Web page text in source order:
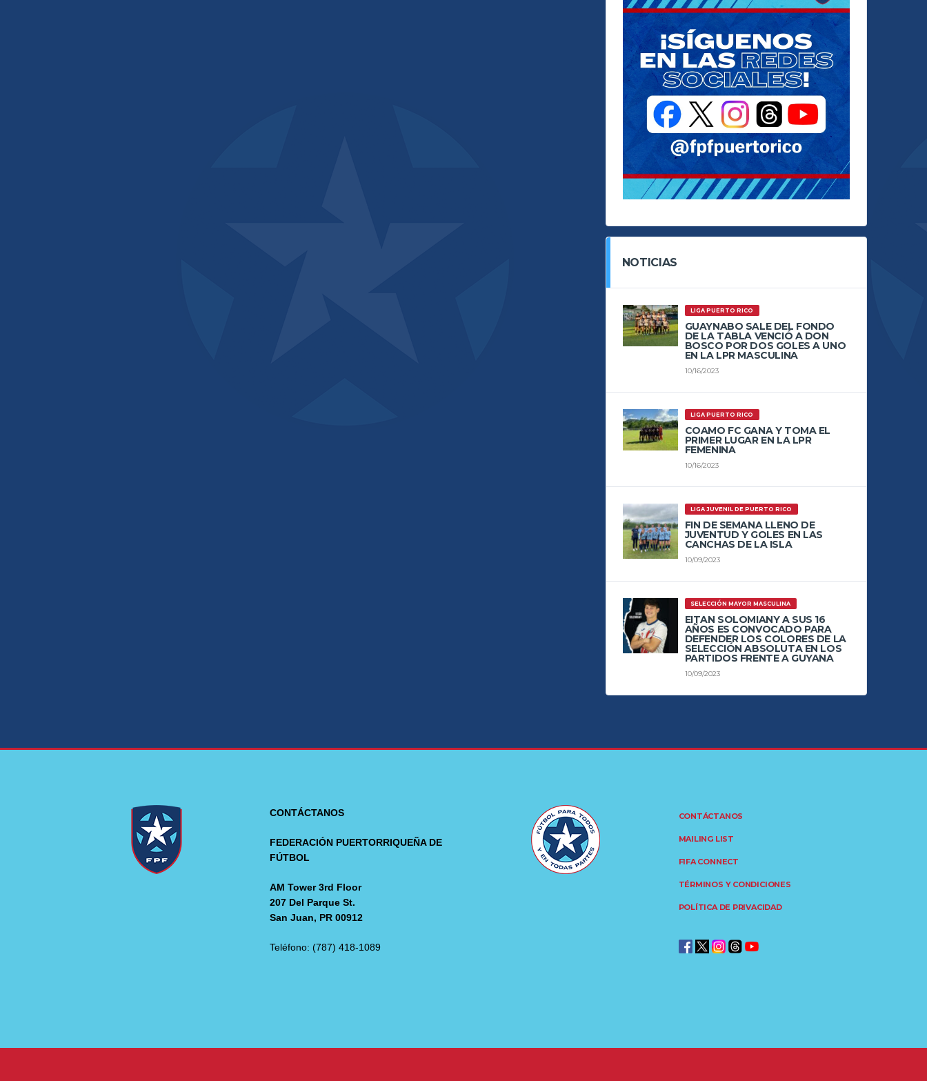
NOTICIAS
LIGA PUERTO RICO
GUAYNABO SALE DEL FONDO
DE LA TABLA VENCIÓ A DON
BOSCO POR DOS GOLES A UNO
EN LA LPR MASCULINA
10/16/2023
LIGA PUERTO RICO
COAMO FC GANA Y TOMA EL
PRIMER LUGAR EN LA LPR
FEMENINA
10/16/2023
LIGA JUVENIL DE PUERTO RICO
FIN DE SEMANA LLENO DE
JUVENTUD Y GOLES EN LAS
CANCHAS DE LA ISLA
10/09/2023
SELECCIÓN MAYOR MASCULINA
EITAN SOLOMIANY A SUS 16
AÑOS ES CONVOCADO PARA
DEFENDER LOS COLORES DE LA
SELECCIÓN ABSOLUTA EN LOS
PARTIDOS FRENTE A GUYANA
10/09/2023
CONTÁCTANOS
FEDERACIÓN PUERTORRIQUEÑA DE
FÚTBOL
AM Tower 3rd Floor
207 Del Parque St.
San Juan, PR 00912
Teléfono: (787) 418-1089
CONTÁCTANOS
MAILING LIST
FIFA CONNECT
TÉRMINOS Y CONDICIONES
POLÍTICA DE PRIVACIDAD